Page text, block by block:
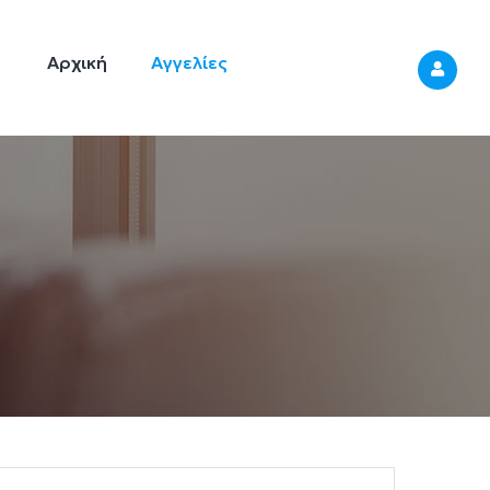
Αρχική Αγγελίες